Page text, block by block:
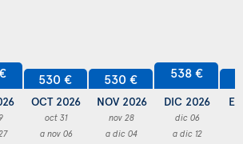
530 €
OCT 2026
oct 31
a nov 06
530 €
NOV 2026
nov 28
a dic 04
538 €
DIC 2026
dic 06
a dic 12